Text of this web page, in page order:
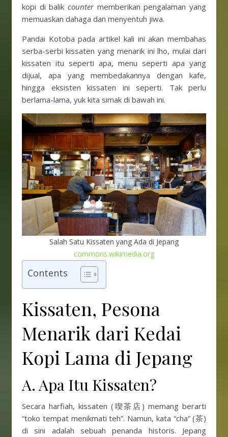
kopi di balik counter memberikan pengalaman yang
memuaskan dahaga dan menyentuh jiwa.
Pandai Kotoba pada artikel kali ini akan membahas
serba-serbi kissaten yang menarik ini lho, mulai dari
kissaten itu seperti apa, menu seperti apa yang
dijual, apa yang membedakannya dengan kafe,
hingga eksisten kissaten ini seperti. Tak perlu
berlama-lama, yuk kita simak di bawah ini.
Salah Satu Kissaten yang Ada di Jepang
commons.wikimedia.org
Contents
Kissaten, Pesona
Menarik dari Kedai
Kopi Lama di Jepang
A. Apa Itu Kissaten?
Secara harfiah, kissaten (喫茶店) memang berarti
“toko tempat menikmati teh”. Namun, kata “cha” (茶)
di sini adalah sebuah penanda historis. Jepang